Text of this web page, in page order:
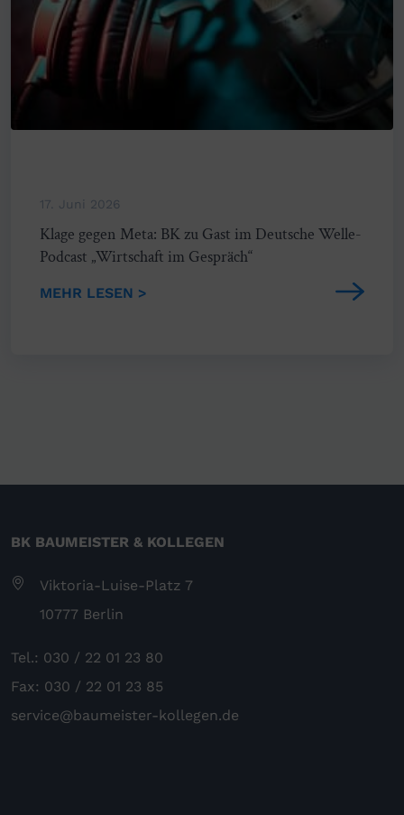
17. Juni 2026
Klage gegen Meta: BK zu Gast im Deutsche Welle-
Podcast „Wirtschaft im Gespräch“
MEHR LESEN >
BK BAUMEISTER & KOLLEGEN
Viktoria-Luise-Platz 7
10777 Berlin
Tel.: 030 / 22 01 23 80
Fax: 030 / 22 01 23 85
service@baumeister-kollegen.de